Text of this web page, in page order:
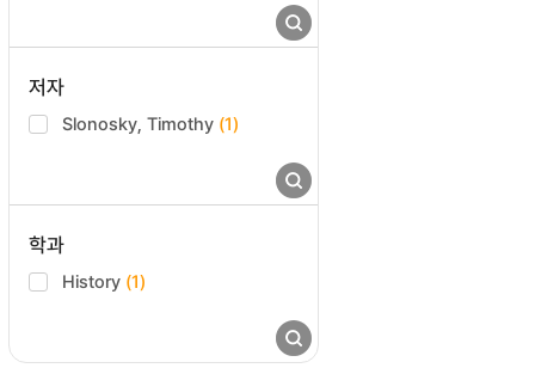
저자
Slonosky, Timothy (1)
학과
History (1)